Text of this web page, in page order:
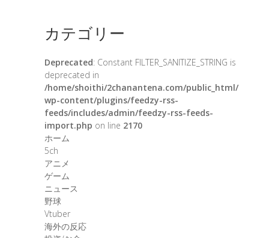
カテゴリー
Deprecated: Constant FILTER_SANITIZE_STRING is
deprecated in
/home/shoithi/2chanantena.com/public_html/
wp-content/plugins/feedzy-rss-
feeds/includes/admin/feedzy-rss-feeds-
import.php on line 2170
ホーム
5ch
アニメ
ゲーム
ニュース
野球
Vtuber
海外の反応